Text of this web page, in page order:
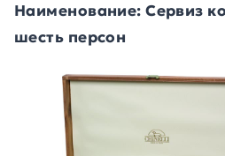
Наименование: Сервиз
шесть персон